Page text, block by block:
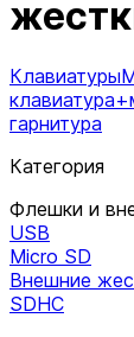
Клавиатуры
гарнитура
Категория
Флешки и
USB
Micro SD
Внешние
SDHC